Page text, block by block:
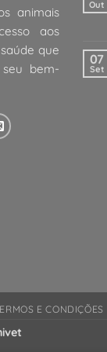
animais
aos
que
bem-
Out
07
Set
E CONDIÇÕES